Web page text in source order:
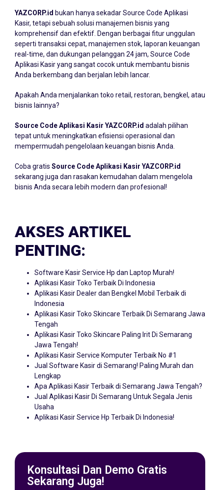
YAZCORP.id bukan hanya sekadar Source Code Aplikasi
Kasir, tetapi sebuah solusi manajemen bisnis yang
komprehensif dan efektif. Dengan berbagai fitur unggulan
seperti transaksi cepat, manajemen stok, laporan keuangan
real-time, dan dukungan pelanggan 24 jam, Source Code
Aplikasi Kasir yang sangat cocok untuk membantu bisnis
Anda berkembang dan berjalan lebih lancar.
Apakah Anda menjalankan toko retail, restoran, bengkel, atau
bisnis lainnya?
Source Code Aplikasi Kasir YAZCORP.id adalah pilihan
tepat untuk meningkatkan efisiensi operasional dan
mempermudah pengelolaan keuangan bisnis Anda.
Coba gratis Source Code Aplikasi Kasir YAZCORP.id
sekarang juga dan rasakan kemudahan dalam mengelola
bisnis Anda secara lebih modern dan profesional!
AKSES ARTIKEL
PENTING:
Software Kasir Service Hp dan Laptop Murah!
Aplikasi Kasir Toko Terbaik Di Indonesia
Aplikasi Kasir Dealer dan Bengkel Mobil Terbaik di
Indonesia
Aplikasi Kasir Toko Skincare Terbaik Di Semarang Jawa
Tengah
Aplikasi Kasir Toko Skincare Paling Irit Di Semarang
Jawa Tengah!
Aplikasi Kasir Service Komputer Terbaik No #1
Jual Software Kasir di Semarang! Paling Murah dan
Lengkap
Apa Aplikasi Kasir Terbaik di Semarang Jawa Tengah?
Jual Aplikasi Kasir Di Semarang Untuk Segala Jenis
Usaha
Aplikasi Kasir Service Hp Terbaik Di Indonesia!
Konsultasi Dan Demo Gratis
Sekarang Juga!